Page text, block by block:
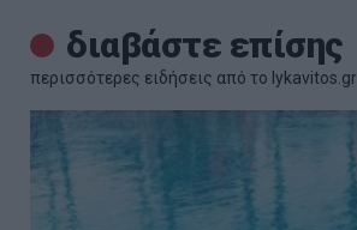
διαβάστε επίσης
περισσότερες ειδήσεις από το lykavitos.gr